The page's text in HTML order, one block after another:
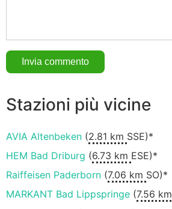
Stazioni più vicine
AVIA Altenbeken (2.81 km SSE)*
HEM Bad Driburg (6.73 km ESE)*
Raiffeisen Paderborn (7.06 km SO)*
MARKANT Bad Lippspringe (7.56 km